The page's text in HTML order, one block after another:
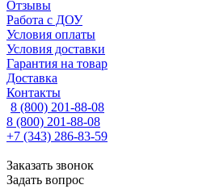
Отзывы
Работа с ДОУ
Условия оплаты
Условия доставки
Гарантия на товар
Доставка
Контакты
8 (800) 201-88-08
8 (800) 201-88-08
+7 (343) 286-83-59
Заказать звонок
Задать вопрос